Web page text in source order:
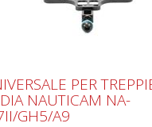
PER
NAUTICAM NA-
GH5/A9